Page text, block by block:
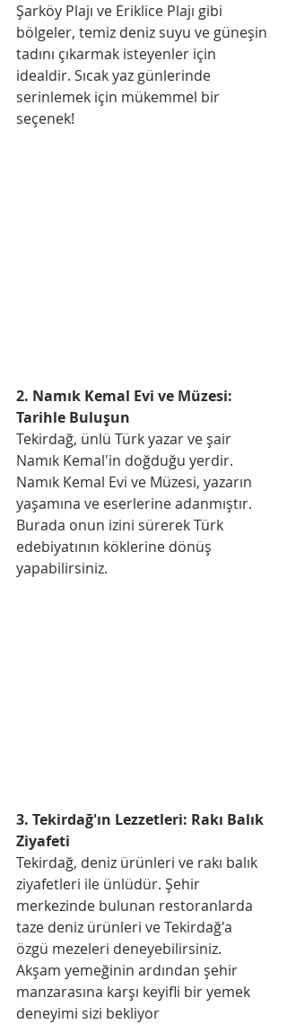
Şarköy Plajı ve Eriklice Plajı gibi
bölgeler, temiz deniz suyu ve güneşin
tadını çıkarmak isteyenler için
idealdir. Sıcak yaz günlerinde
serinlemek için mükemmel bir
seçenek!
2. Namık Kemal Evi ve Müzesi:
Tarihle Buluşun
Tekirdağ, ünlü Türk yazar ve şair
Namık Kemal'in doğduğu yerdir.
Namık Kemal Evi ve Müzesi, yazarın
yaşamına ve eserlerine adanmıştır.
Burada onun izini sürerek Türk
edebiyatının köklerine dönüş
yapabilirsiniz.
3. Tekirdağ'ın Lezzetleri: Rakı Balık
Ziyafeti
Tekirdağ, deniz ürünleri ve rakı balık
ziyafetleri ile ünlüdür. Şehir
merkezinde bulunan restoranlarda
taze deniz ürünleri ve Tekirdağ'a
özgü mezeleri deneyebilirsiniz.
Akşam yemeğinin ardından şehir
manzarasına karşı keyifli bir yemek
deneyimi sizi bekliyor